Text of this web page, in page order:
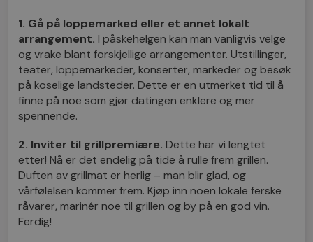
1. Gå på loppemarked eller et annet lokalt
arrangement. I påskehelgen kan man vanligvis velge
og vrake blant forskjellige arrangementer. Utstillinger,
teater, loppemarkeder, konserter, markeder og besøk
på koselige landsteder. Dette er en utmerket tid til å
finne på noe som gjør datingen enklere og mer
spennende.
2. Inviter til grillpremiære. Dette har vi lengtet
etter! Nå er det endelig på tide å rulle frem grillen.
Duften av grillmat er herlig – man blir glad, og
vårfølelsen kommer frem. Kjøp inn noen lokale ferske
råvarer, marinér noe til grillen og by på en god vin.
Ferdig!